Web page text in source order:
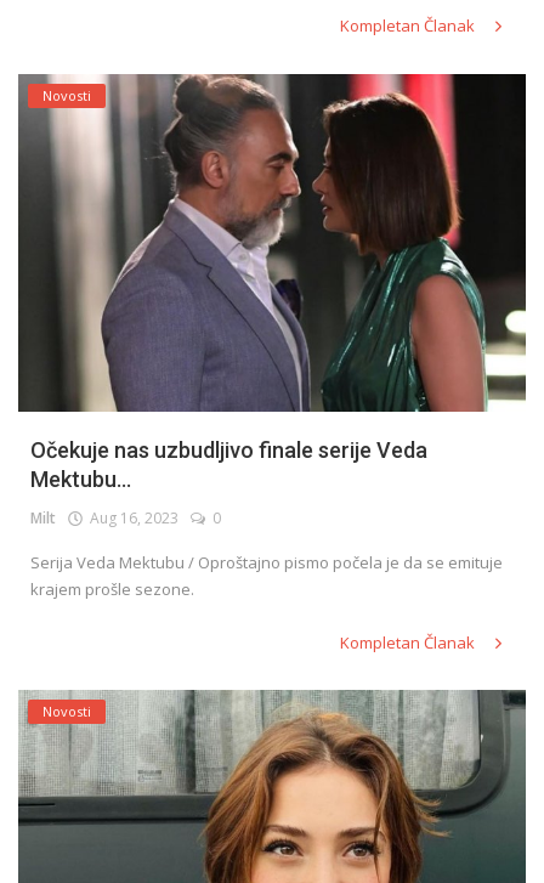
Kompletan Članak
Novosti
Očekuje nas uzbudljivo finale serije Veda
Mektubu...
Milt Aug 16, 2023 0
Serija Veda Mektubu / Oproštajno pismo počela je da se emituje
krajem prošle sezone.
Kompletan Članak
Novosti